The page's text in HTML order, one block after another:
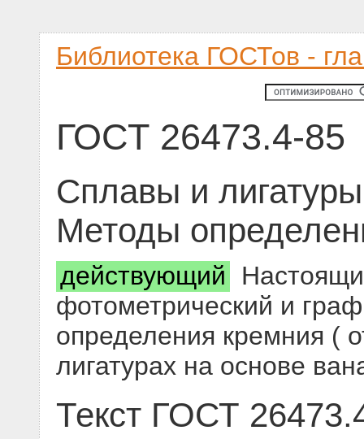
Библиотека ГОСТов -
ГОСТ 26473.4-85
Сплавы и
Методы
действующий
фотометрический и
определения кремния (
лигатурах на основе
Текст ГОСТ